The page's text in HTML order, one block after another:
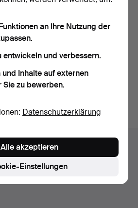
Auktionen aus unserem
aufnehmen
an Ihre Nutzung der
entwickeln und verbessern.
Inhalte auf externen
Sie zu bewerben.
Datenschutzerklärung
Einstellungen
Alle akzeptieren